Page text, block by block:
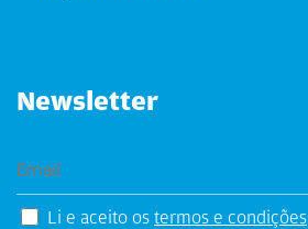
Newsletter
Li e aceito os termos e condições